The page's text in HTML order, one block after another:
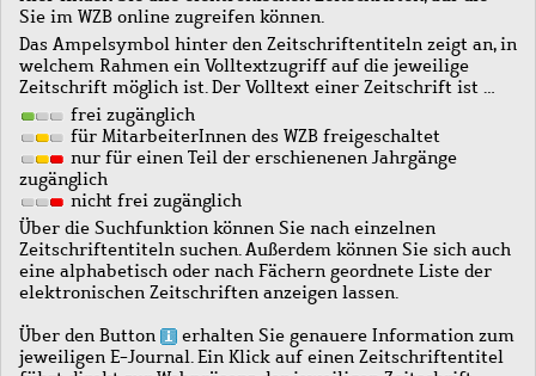
Sie im WZB online zugreifen können.
Das Ampelsymbol hinter den Zeitschriftentiteln zeigt an, in
welchem Rahmen ein Volltextzugriff auf die jeweilige
Zeitschrift möglich ist. Der Volltext einer Zeitschrift ist …
frei zugänglich
für MitarbeiterInnen des WZB freigeschaltet
nur für einen Teil der erschienenen Jahrgänge
zugänglich
nicht frei zugänglich
Über die Suchfunktion können Sie nach einzelnen
Zeitschriftentiteln suchen. Außerdem können Sie sich auch
eine alphabetisch oder nach Fächern geordnete Liste der
elektronischen Zeitschriften anzeigen lassen.
Über den Button
erhalten Sie genauere Information zum
jeweiligen E-Journal. Ein Klick auf einen Zeitschriftentitel